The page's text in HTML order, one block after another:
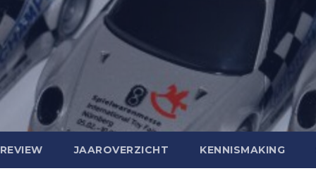
REVIEW JAAROVERZICHT KENNISMAKING